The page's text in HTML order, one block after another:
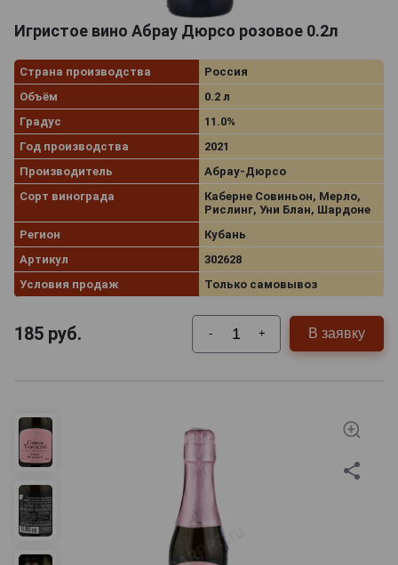
Игристое вино Абрау Дюрсо розовое 0.2л
Страна производства
Россия
Объём
0.2 л
Градус
11.0%
Год производства
2021
Производитель
Абрау-Дюрсо
Сорт винограда
Каберне Совиньон, Мерло,
Рислинг, Уни Блан, Шардоне
Регион
Кубань
Артикул
302628
Условия продаж
Только самовывоз
185 руб. - + В заявку